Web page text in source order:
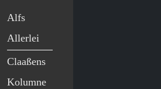
Alfs
Allerlei
Claaßens
Kolumne